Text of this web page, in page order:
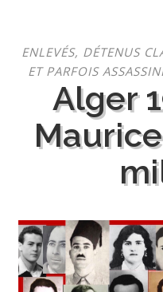
contenu
ENLEVÉS, DÉTENUS
ET PARFOIS
Alger